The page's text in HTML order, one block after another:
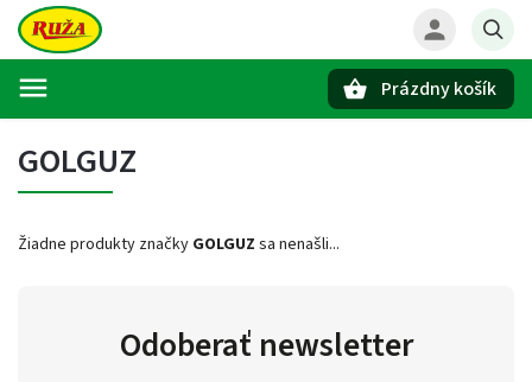
Prázdny košík
GOLGUZ
Žiadne produkty značky GOLGUZ sa nenašli...
Odoberať newsletter